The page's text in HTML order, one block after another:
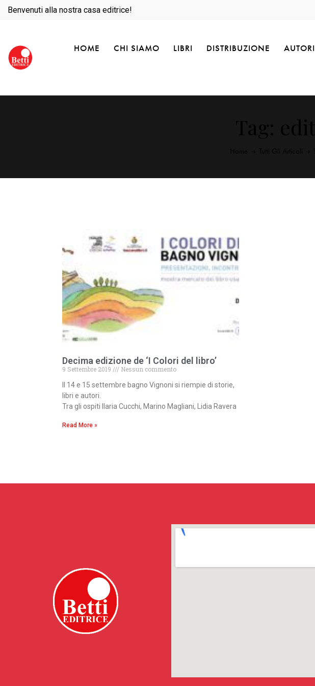
Benvenuti alla nostra casa editrice!
HOME CHI SIAMO LIBRI DISTRIBUZIONE AUTORI
Decima edizione de ‘I Colori del libro’
9 Settembre 2019
Nessun commento
Il 14 e 15 settembre bagno Vignoni si riempie di storie,
libri e autori.
Tra gli ospiti Ilaria Cucchi, Marino Magliani, Lidia Ravera
Read More »